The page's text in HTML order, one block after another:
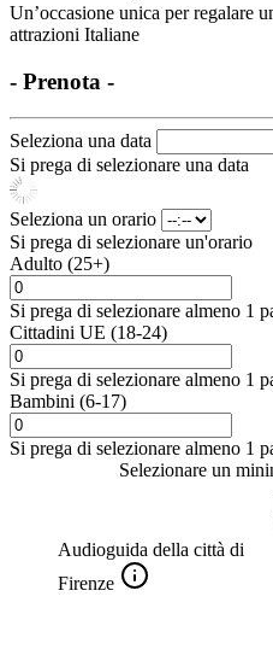
Un’occasione unica per regalare
attrazioni Italiane
- Prenota -
Seleziona una data
Si prega di selezionare una data
Seleziona un orario
Si prega di selezionare un'orario
Adulto (25+)
Si prega di selezionare almeno 1
Cittadini UE (18-24)
Si prega di selezionare almeno 1
Bambini (6-17)
Si prega di selezionare almeno 1
Selezionare un
Audioguida della città di
Firenze